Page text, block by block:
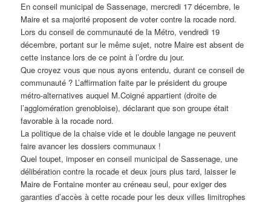
En conseil municipal de Sassenage, mercredi 17 décembre, le
Maire et sa majorité proposent de voter contre la rocade nord.
Lors du conseil de communauté de la Métro, vendredi 19
décembre, portant sur le même sujet, notre Maire est absent de
cette instance lors de ce point à l’ordre du jour.
Que croyez vous que nous ayons entendu, durant ce conseil de
communauté ? L’affirmation faite par le président du groupe
métro-alternatives auquel M.Coigné appartient (droite de
l’agglomération grenobloise), déclarant que son groupe était
favorable à la rocade nord.
La politique de la chaise vide et le double langage ne peuvent
faire avancer les dossiers communaux !
Quel toupet, imposer en conseil municipal de Sassenage, une
délibération contre la rocade et deux jours plus tard, laisser le
Maire de Fontaine monter au créneau seul, pour exiger des
garanties d’accès à cette rocade pour les deux villes limitrophes